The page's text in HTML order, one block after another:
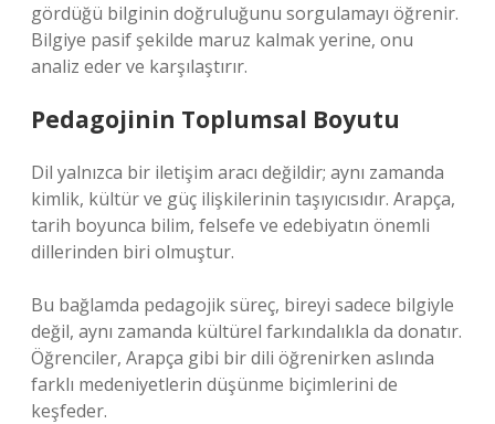
gördüğü bilginin doğruluğunu sorgulamayı öğrenir.
Bilgiye pasif şekilde maruz kalmak yerine, onu
analiz eder ve karşılaştırır.
Pedagojinin Toplumsal Boyutu
Dil yalnızca bir iletişim aracı değildir; aynı zamanda
kimlik, kültür ve güç ilişkilerinin taşıyıcısıdır. Arapça,
tarih boyunca bilim, felsefe ve edebiyatın önemli
dillerinden biri olmuştur.
Bu bağlamda pedagojik süreç, bireyi sadece bilgiyle
değil, aynı zamanda kültürel farkındalıkla da donatır.
Öğrenciler, Arapça gibi bir dili öğrenirken aslında
farklı medeniyetlerin düşünme biçimlerini de
keşfeder.